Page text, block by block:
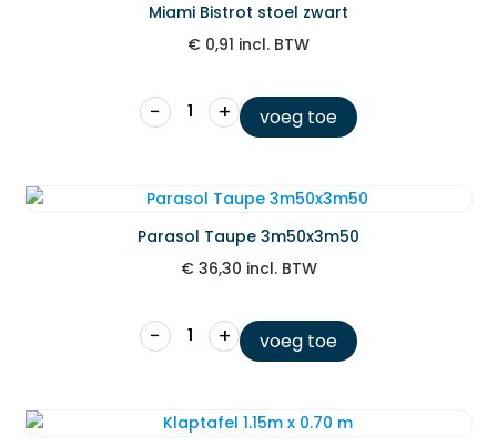
Miami Bistrot stoel zwart
€ 0,91 incl. BTW
− + voeg toe
Parasol Taupe 3m50x3m50
€36,30 incl. BTW
− + voeg toe